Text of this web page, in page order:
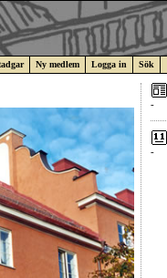
Ny medlem Logga in Sök
-
-